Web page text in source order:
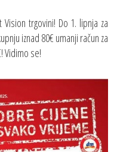
Vision trgovini! Do 1. lipnja za
iznad 80€ umanji račun za
Vidimo se!